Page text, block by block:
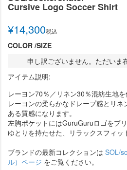
Cursive Logo Soccer Shirt
¥14,300税込
COLOR SIZE
申し訳ございません。ただいま
アイテム説明:
レーヨン70％／リネン30％混紡生地を
レーヨンの柔らかなドレープ感とリ
ある質感になります。
左胸ポケットにはGuruGuruロゴをプ
ゆとりを持たせた、リラックスフィッ
ブランドの最新コレクションは SOL/
ル）ページ をご覧ください。